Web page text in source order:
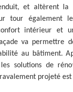
et altèrent la
tour également le
intérieur et
va permettre
au bâtiment.
les solutions de
projeté